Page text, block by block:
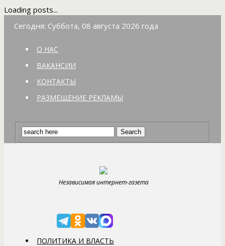
Loading posts...
Сегодня: Суббота, 08 августа 2026 года
О НАС
ВАКАНСИИ
КОНТАКТЫ
РАЗМЕЩЕНИЕ РЕКЛАМЫ
Независимая интернет-газета
ПОЛИТИКА И ВЛАСТЬ